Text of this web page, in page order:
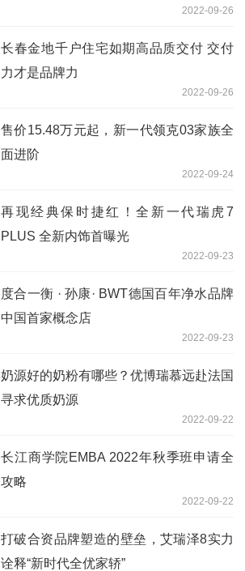
2022-09-26
长春金地千户住宅如期高品质交付 交付
力才是品牌力
2022-09-26
售价15.48万元起，新一代领克03家族全
面进阶
2022-09-24
再现经典保时捷红！全新一代瑞虎7
PLUS 全新内饰首曝光
2022-09-23
度合一衡 · 孙康· BWT德国百年净水品牌
中国首家概念店
2022-09-23
奶源好的奶粉有哪些？优博瑞慕远赴法国
寻求优质奶源
2022-09-22
长江商学院EMBA 2022年秋季班申请全
攻略
2022-09-22
打破合资品牌塑造的壁垒，艾瑞泽8实力
诠释“新时代全优家轿”